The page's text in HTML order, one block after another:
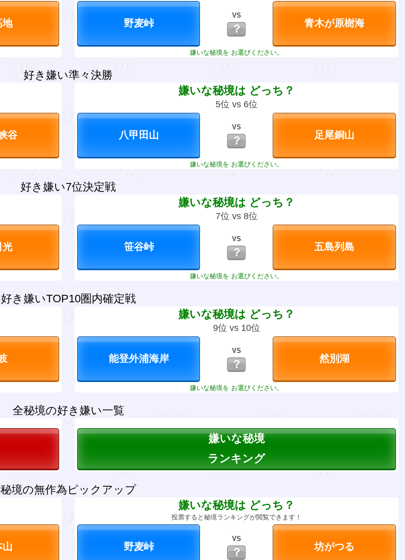
VS
？
嫌いな秘境を お選びください。
好き嫌い準々決勝
嫌いな秘境は どっち？
5位 vs 6位
VS
？
嫌いな秘境を お選びください。
好き嫌い7位決定戦
嫌いな秘境は どっち？
7位 vs 8位
VS
？
嫌いな秘境を お選びください。
好き嫌いTOP10圏内確定戦
嫌いな秘境は どっち？
9位 vs 10位
VS
？
嫌いな秘境を お選びください。
全秘境の好き嫌い一覧
嫌いな秘境
ランキング
秘境の無作為ピックアップ
嫌いな秘境は どっち？
投票すると秘境ランキングが閲覧できます！
VS
？